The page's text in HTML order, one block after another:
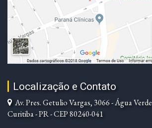
Localização e Contato
Av. Pres. Getulio Vargas, 3066 - Água Verde
Curitiba - PR - CEP 80240-041